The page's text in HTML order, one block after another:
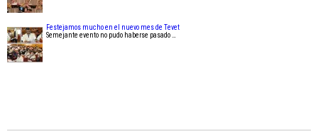
Festejamos mucho en el nuevo mes de Tevet
Semejante evento no pudo haberse pasado …